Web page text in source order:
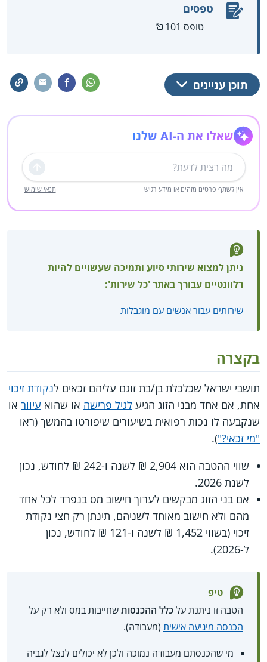
טפסים
טופס 101
תוכן עניינים
שאלו את ה-AI שלנו
שליחה
אין לשתף פרטים מזהים או מידע רגיש תנאי שימוש
ניתן למצוא שירותי סיוע ותמיכה שעשויים להיות
רלוונטיים עבורך באתר 'כל שירות':
שירותים עבור אנשים עם מוגבלות
בקצרה
תושבי ישראל שכלכלת בן/בת זוגם עליהם זכאים לנקודת זיכוי
אחת, אם אחד מבני הזוג הגיע לגיל פרישה או שהוא עיוור או
שנקבעה לו נכות רפואית בשיעורים שיפורטו בהמשך (ראו
"מי זכאי?").
שווי ההטבה הוא 2,904 ₪ לשנה ו-242 ₪ לחודש, נכון
לשנת 2026.
אם בני הזוג מבקשים לערוך חישוב מס בנפרד לכל אחד
מהם ולא חישוב מאוחד לשניהם, תינתן רק חצי נקודת
זיכוי (בשווי 1,452 ₪ לשנה ו-121 ₪ לחודש, נכון
ל-2026).
טיפ
הטבה זו ניתנת עלכלל ההכנסותשחייבות במס ולא רק על
הכנסה מיגיעה אישית (מעבודה).
מי שהכנסתם מעבודה נמוכה ולכן לא יכולים לנצל לגביה